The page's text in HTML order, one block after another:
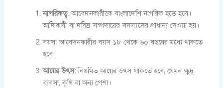
নাগরিকত্ব: আবেদনকারীকে বাংলাদেশি নাগরিক হতে হবে।
আদিবাসী বা দরিদ্র সম্প্রদায়ের সদস্যদের প্রাধান্য দেওয়া হয়।
বয়স: আবেদনকারীর বয়স ১৮ থেকে ৬০ বছরের মধ্যে থাকতে
হবে।
আয়ের উৎস: নিয়মিত আয়ের উৎস থাকতে হবে, যেমন ক্ষুদ্র
ব্যবসা, কৃষি বা অন্য পেশা।